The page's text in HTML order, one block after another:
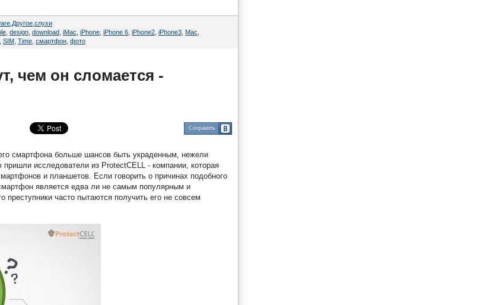
Другое cлухи
design download iMac iPhone iPhone 6 iPhone2 iPhone3 Mac
SIM Time смартфон фото
чем он сломается -
Сохранить
смартфона больше шансов быть украденным, нежели
исследователи из ProtectCELL - компании, которая
и планшетов. Если говорить о причинах подобного
является едва ли не самым популярным и
часто пытаются получить его не совсем